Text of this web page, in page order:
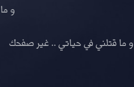
و
و ما قتلني في حياتي .. غير صفحك